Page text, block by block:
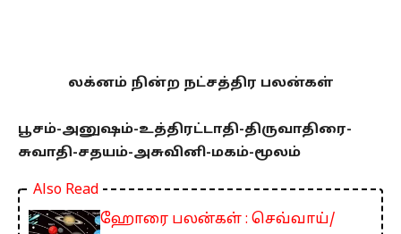
லக்னம் நின்ற நட்சத்திர பலன்கள்
பூசம்-அனுஷம்-உத்திரட்டாதி-திருவாதிரை-
சுவாதி-சதயம்-அசுவினி-மகம்-மூலம்
Also Read
ஹோரை பலன்கள் : செவ்வாய்/